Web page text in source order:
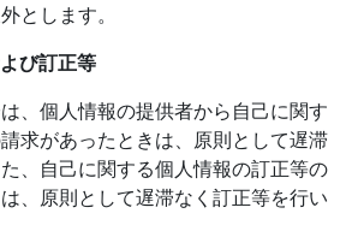
とします。
び訂正等
、個人情報の提供者から自己に関す
求があったときは、原則として遅滞
、自己に関する個人情報の訂正等の
、原則として遅滞なく訂正等を行い